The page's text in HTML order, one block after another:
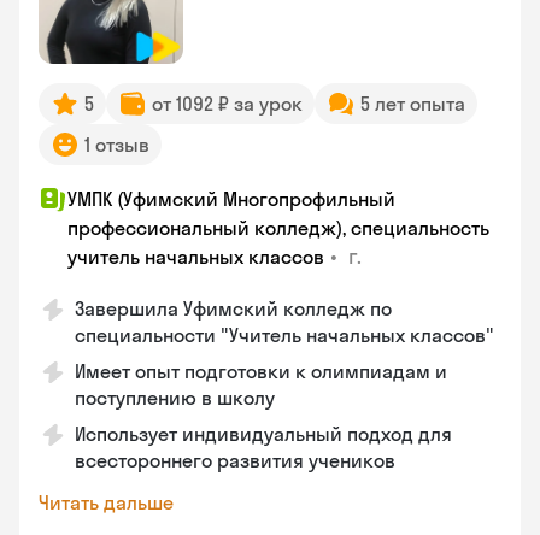
5 от 1092 ₽ за урок
5 лет опыта
1 отзыв
УМПК (Уфимский Многопрофильный
профессиональный колледж), специальность
учитель начальных классов • г.
Завершила Уфимский колледж по
специальности "Учитель начальных классов"
Имеет опыт подготовки к олимпиадам и
поступлению в школу
Использует индивидуальный подход для
всестороннего развития учеников
Читать дальше